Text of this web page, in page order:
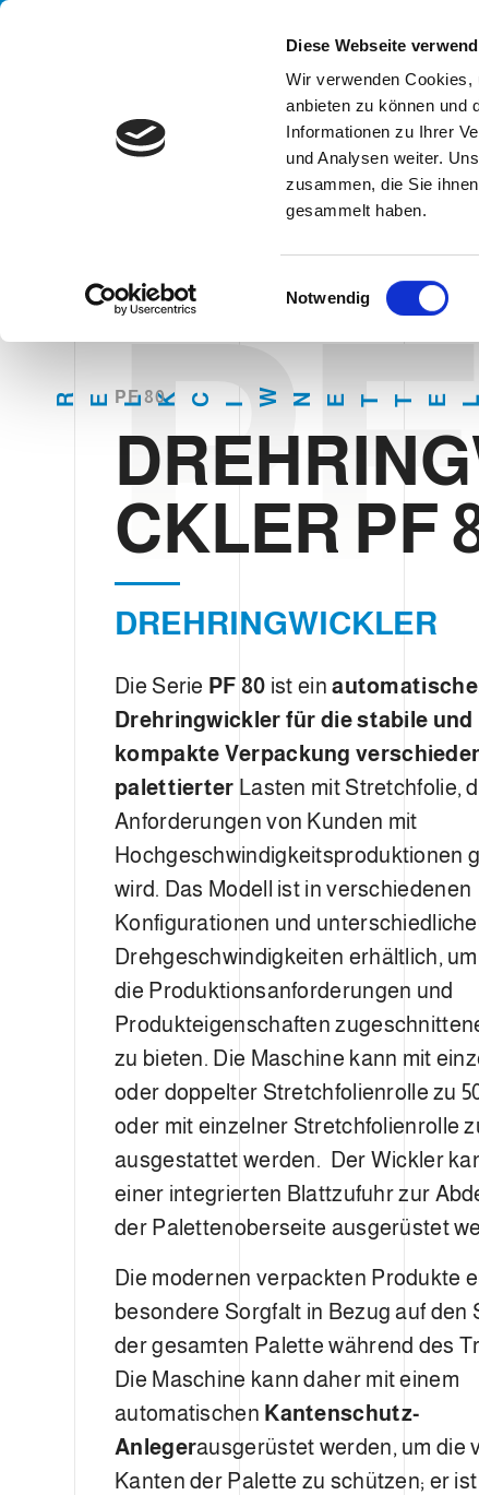
Diese Webseite
Wir verwenden Cookies,
anbieten zu können und
Informationen zu Ihrer
und Analysen weiter.
zusammen, die Sie
gesammelt haben.
i
l
i
u
n
a
s
a
h
l
Notwendig
PALETTENWICKLER
L
E
T
T
E
N
W
I
C
K
L
E
R PF 80
CKLER PF
DREHRINGWICKLER
Die Serie PF 80 ist ein
Drehringwickler für die stabile und
kompakte Verpackung
palettierter Lasten mit Stretchfolie,
Anforderungen von Kunden mit
Hochgeschwindigkeitsproduktionen
wird. Das Modell ist in verschiedenen
Konfigurationen und
Drehgeschwindigkeiten erhältlich,
die Produktionsanforderungen und
Produkteigenschaften
zu bieten. Die Maschine kann mit
oder doppelter Stretchfolienrolle zu
oder mit einzelner Stretchfolienrolle
ausgestattet werden. Der Wickler
einer integrierten Blattzufuhr zur
der Palettenoberseite ausgerüstet
Die modernen verpackten Produkte
besondere Sorgfalt in Bezug auf den
der gesamten Palette während des
Die Maschine kann daher mit einem
automatischen Kantenschutz-
Anlegerausgerüstet werden, um die
Kanten der Palette zu schützen; er